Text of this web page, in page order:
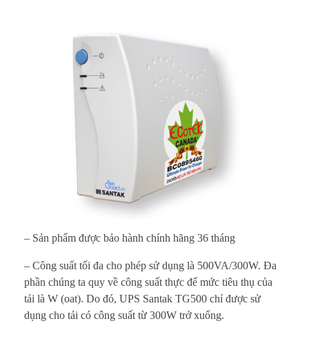
A
l
ư
u
– Sản phẩm được bảo hành chính hãng 36 tháng
– Công suất tối đa cho phép sử dụng là 500VA/300W. Đa
phần chúng ta quy về công suất thực để mức tiêu thụ của
tải là W (oat). Do đó, UPS Santak TG500 chỉ được sử
dụng cho tải có công suất từ 300W trở xuống.